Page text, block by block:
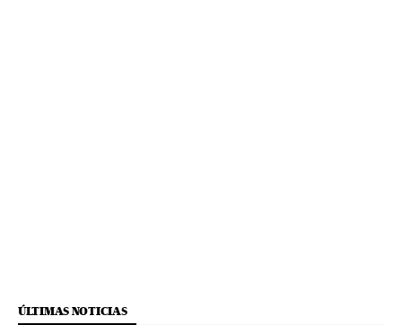
ÚLTIMAS NOTICIAS